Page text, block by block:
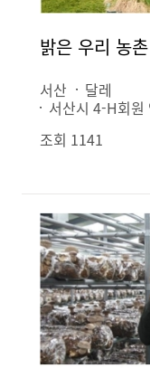
밝은 우리 농
서산
달레
서산시 4-H회원
조회 1141